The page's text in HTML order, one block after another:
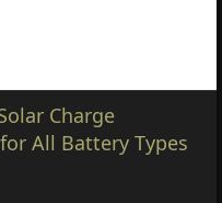
Charge
All Battery Types